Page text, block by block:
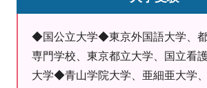
★福生一中・二中・三中・御堂中
中学生
★大学進学（GMARCH～日東駒
◆国公立大学◆東京外国語大学、
専門学校、東京都立大学、国立看
大学◆青山学院大学、亜細亜大学、